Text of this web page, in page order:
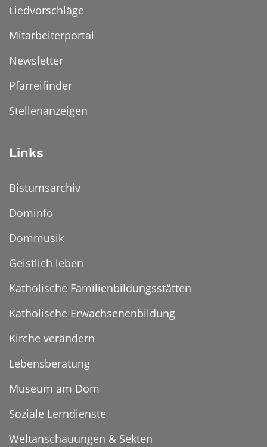
Liedvorschläge
Mitarbeiterportal
Newsletter
Pfarreifinder
Stellenanzeigen
Links
Bistumsarchiv
Dominfo
Dommusik
Geistlich leben
Katholische Familienbildungsstätten
Katholische Erwachsenenbildung
Kirche verändern
Lebensberatung
Museum am Dom
Soziale Lerndienste
Weltanschauungen & Sekten